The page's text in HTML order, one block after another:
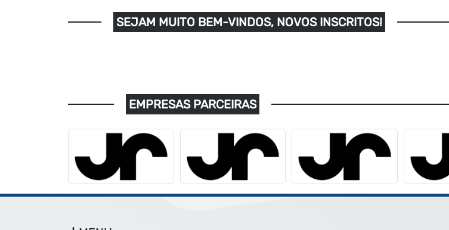
SEJAM MUITO BEM-VINDOS, NOVOS INSCRITOS!
EMPRESAS PARCEIRAS